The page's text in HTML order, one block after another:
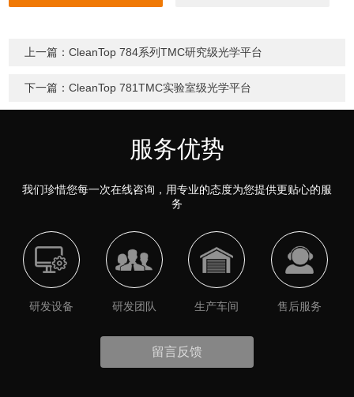
上一篇：CleanTop 784系列TMC研究级光学平台
下一篇：CleanTop 781TMC实验室级光学平台
服务优势
我们珍惜您每一次在线咨询，用专业的态度为您提供更贴心的服
务
研发设备 研发团队 生产车间 售后服务
留言反馈